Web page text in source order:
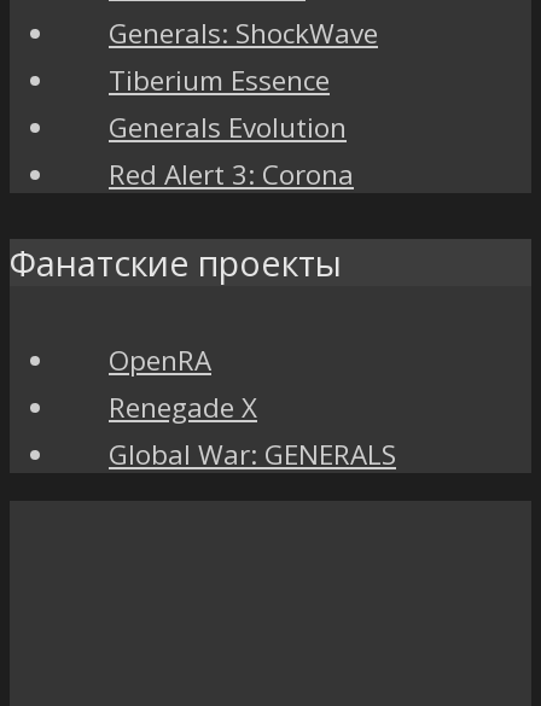
Generals: ShockWave
Tiberium Essence
Generals Evolution
Red Alert 3: Corona
Фанатские проекты
OpenRA
Renegade X
Global War: GENERALS